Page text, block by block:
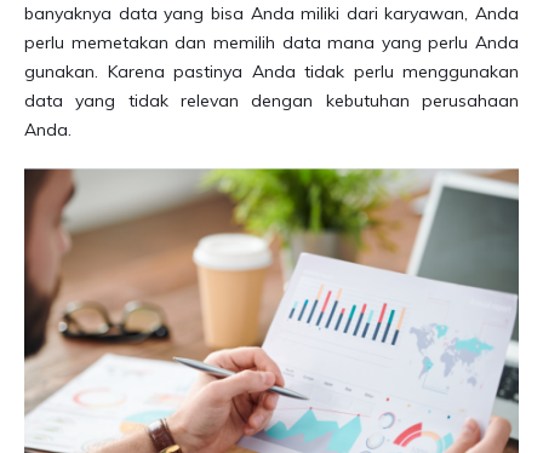
banyaknya data yang bisa Anda miliki dari karyawan, Anda
perlu memetakan dan memilih data mana yang perlu Anda
gunakan. Karena pastinya Anda tidak perlu menggunakan
data yang tidak relevan dengan kebutuhan perusahaan
Anda.